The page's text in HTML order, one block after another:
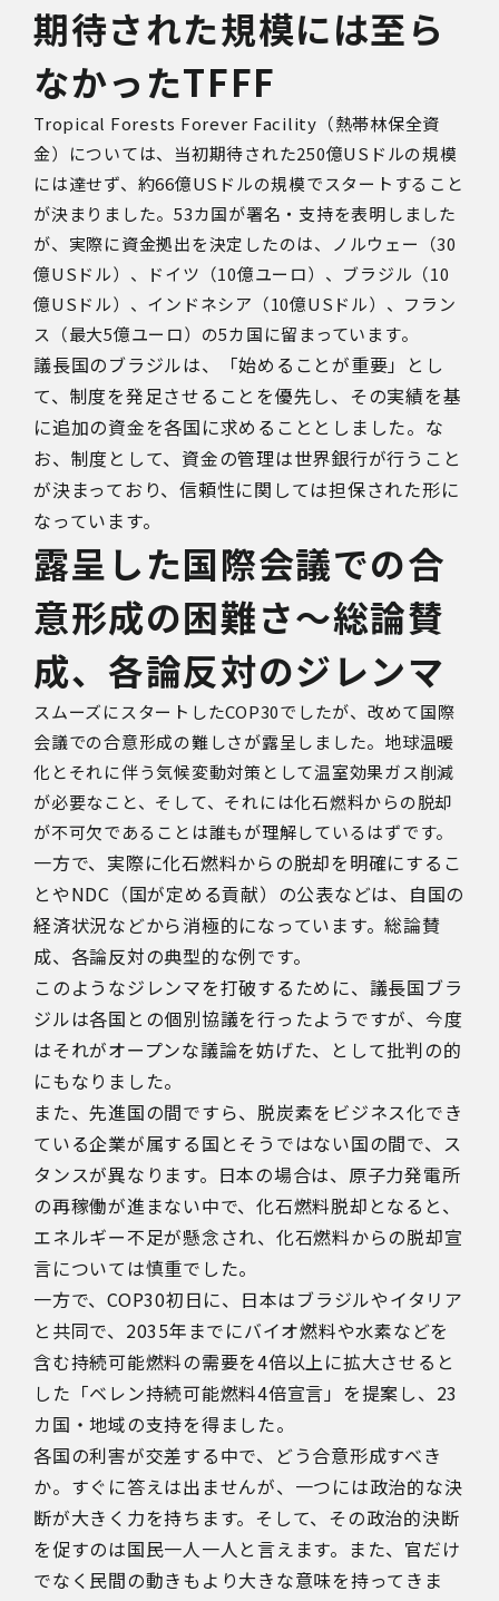
期待された規模には至ら
なかったTFFF
Tropical Forests Forever Facility （熱帯林保全資
金）については、当初期待された250億US ドルの規模
には達せず、約66億US ドルの規模でスタートすること
が決まりました。 53カ国が署名・支持を表明しました
が、実際に資金拠出を決定したのは、ノルウェー（30
億US ドル）、ドイツ（10億ユーロ）、ブラジル（10
億US ドル）、インドネシア（10億US ドル）、フラン
ス（最大5億ユーロ）の5カ国に留まっています。
議長国のブラジルは、「始めることが重要」とし
て、制度を発足させることを優先し、その実績を基
に追加の資金を各国に求めることとしました。な
お、制度として、資金の管理は世界銀行が行うこと
が決まっており、信頼性に関しては担保された形に
なっています。
露呈した国際会議での合
意形成の困難さ～総論賛
成、各論反対のジレンマ
スムーズにスタートしたCOP30でしたが、改めて国際
会議での合意形成の難しさが露呈しました。地球温暖
化とそれに伴う気候変動対策として温室効果ガス削減
が必要なこと、そして、それには化石燃料からの脱却
が不可欠であることは誰もが理解しているはずです。
一方で、実際に化石燃料からの脱却を明確にするこ
とやNDC （国が定める貢献）の公表などは、自国の
経済状況などから消極的になっています。総論賛
成、各論反対の典型的な例です。
このようなジレンマを打破するために、議長国ブラ
ジルは各国との個別協議を行ったようですが、今度
はそれがオープンな議論を妨げた、として批判の的
にもなりました。
また、先進国の間ですら、脱炭素をビジネス化でき
ている企業が属する国とそうではない国の間で、ス
タンスが異なります。日本の場合は、原子力発電所
の再稼働が進まない中で、化石燃料脱却となると、
エネルギー不足が懸念され、化石燃料からの脱却宣
言については慎重でした。
一方で、 COP30初日に、日本はブラジルやイタリア
と共同で、 2035年までにバイオ燃料や水素などを
含む持続可能燃料の需要を4倍以上に拡大させると
した「ベレン持続可能燃料4倍宣言」を提案し、 23
カ国・地域の支持を得ました。
各国の利害が交差する中で、どう合意形成すべき
か。すぐに答えは出ませんが、一つには政治的な決
断が大きく力を持ちます。そして、その政治的決断
を促すのは国民一人一人と言えます。また、官だけ
でなく民間の動きもより大きな意味を持ってきま